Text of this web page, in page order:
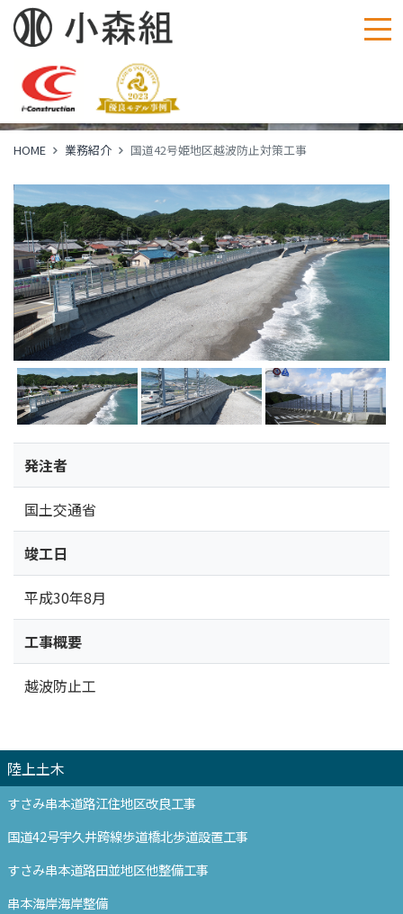
国道42号姫地区越波
防止対策工事
HOME 業務紹介 国道42号姫地区越波防止対策工事
陸上土木
すさみ串本道路江住地区改良工事
国道42号宇久井跨線歩道橋北歩道設置工事
すさみ串本道路田並地区他整備工事
串本海岸海岸整備
発注者
国土交通省
竣工日
平成30年8月
工事概要
越波防止工